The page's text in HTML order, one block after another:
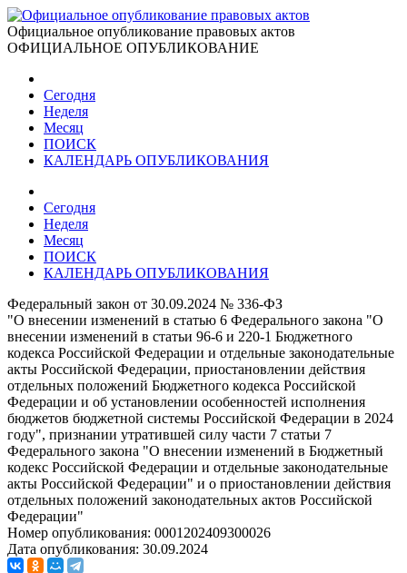
Официальное опубликование правовых актов
ОФИЦИАЛЬНОЕ ОПУБЛИКОВАНИЕ
Сегодня
Неделя
Месяц
ПОИСК
КАЛЕНДАРЬ ОПУБЛИКОВАНИЯ
Сегодня
Неделя
Месяц
ПОИСК
КАЛЕНДАРЬ ОПУБЛИКОВАНИЯ
Федеральный закон от 30.09.2024 № 336-ФЗ
"О внесении изменений в статью 6 Федерального закона "О
внесении изменений в статьи 96-6 и 220-1 Бюджетного
кодекса Российской Федерации и отдельные законодательные
акты Российской Федерации, приостановлении действия
отдельных положений Бюджетного кодекса Российской
Федерации и об установлении особенностей исполнения
бюджетов бюджетной системы Российской Федерации в 2024
году", признании утратившей силу части 7 статьи 7
Федерального закона "О внесении изменений в Бюджетный
кодекс Российской Федерации и отдельные законодательные
акты Российской Федерации" и о приостановлении действия
отдельных положений законодательных актов Российской
Федерации"
Номер опубликования: 0001202409300026
Дата опубликования: 30.09.2024